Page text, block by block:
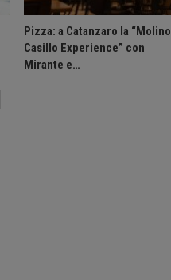
Pizza: a Catanzaro la “Molino
Casillo Experience” con
Mirante e…